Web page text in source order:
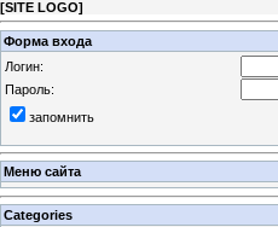
[SITE LOGO]
Форма входа
Логин:
Пароль:
запомнить
Меню сайта
Categories